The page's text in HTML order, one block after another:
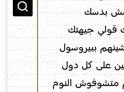
مش بدسك
قولي جيهتك
ببيروسول
على كل دول
متشوفوش النوم